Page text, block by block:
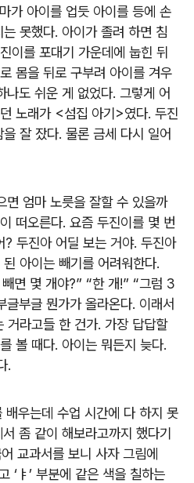
가 아이를 업듯 아이를 등에 손
못했다. 아이가 졸려 하면 침
이를 포대기 가운데에 눕힌 뒤
몸을 뒤로 구부려 아이를 겨우
나도 쉬운 게 없었다. 그렇게 어
노래가 <섬집 아기>였다. 두진
잘 잤다. 물론 금세 다시 일어
엄마 노릇을 잘할 수 있을까
떠오른다. 요즘 두진이를 몇 번
? 두진아 어딜 보는 거야. 두진아
아이는 빼기를 어려워한다.
면 몇 개야?” “한 개!” “그럼 3
부글 뭔가가 올라온다. 이래서
거라고들 한 건가. 가장 답답할
볼 때다. 아이는 뭐든지 늦다.
.
배우는데 수업 시간에 다 하지 못
좀 같이 해보라고까지 했다기
교과서를 보니 사자 그림에
‘ㅑ’ 부분에 같은 색을 칠하는